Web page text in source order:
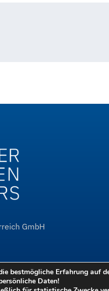
GmbH
bestmögliche Erfahrung auf
Daten!